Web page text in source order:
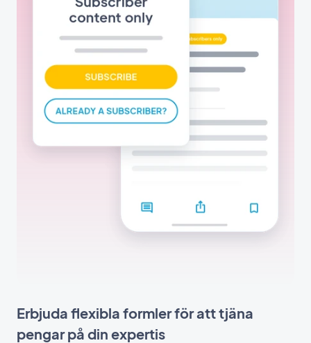
Erbjuda flexibla formler för att tjäna
pengar på din expertis